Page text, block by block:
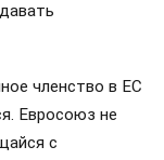
членство в ЕС
Евросоюз не
с